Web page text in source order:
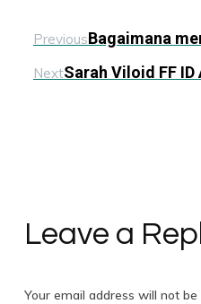
PreviousBagaimana
NextSarah Viloid FF
Leave a
Your email address will not be